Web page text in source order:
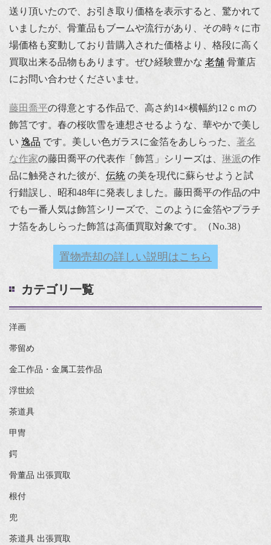
送り頂いたので、お引き取り価格を表示すると、驚かれて
いましたが、骨董品もブームや流行があり、その時々に市
場価格も変動しており昔購入された価格より、格段に高く
買取出来る品物もあります。ぜひ経験豊かな 老舗 骨董店
にお問い合わせくださいませ。
藤田喬平の得意とする作品で、高さ約14×横幅約12ｃｍの
飾筥です。春の桜吹雪を連想させるような、華やかで美し
い 逸品 です。美しい色ガラスに金箔をあしらった、 著名
な作家の藤田喬平の代表作「飾筥」シリーズは、 琳派の作
品に触発された彼が、 伝統 の美を現代に蘇らせようと試
行錯誤し、昭和48年に発表しました。藤田喬平の作品の中
でも一番人気は飾筥シリーズで、このように金箔やプラチ
ナ箔をあしらった飾筥は高価買取対象です。（No.38）
置物売却の詳しい説明はこちら
カテゴリ一覧
洋画
帯留め
金工作品・金属工芸作品
浮世絵
茶道具
甲冑
鍔
骨董品 出張買取
根付
兜
茶道具 出張買取